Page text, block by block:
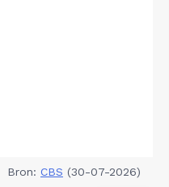
Bron: CBS (30-07-2026)